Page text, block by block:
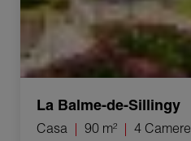
La Balme-de-Sillingy
Casa 90 m²
4 Camere